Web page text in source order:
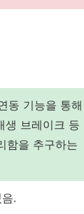
동 기능을 통해
생 브레이크 등
함을 추구하는
.